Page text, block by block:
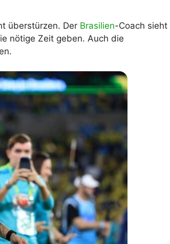
ausfüllen
überstürzen. Der Brasilien-Coach sieht
nötige Zeit geben. Auch die